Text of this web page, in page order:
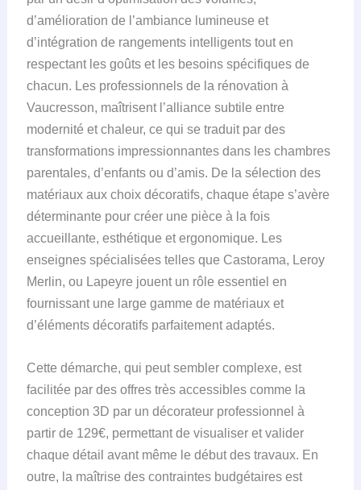
d’amélioration de l’ambiance lumineuse et
d’intégration de rangements intelligents tout en
respectant les goûts et les besoins spécifiques de
chacun. Les professionnels de la rénovation à
Vaucresson, maîtrisent l’alliance subtile entre
modernité et chaleur, ce qui se traduit par des
transformations impressionnantes dans les chambres
parentales, d’enfants ou d’amis. De la sélection des
matériaux aux choix décoratifs, chaque étape s’avère
déterminante pour créer une pièce à la fois
accueillante, esthétique et ergonomique. Les
enseignes spécialisées telles que Castorama, Leroy
Merlin, ou Lapeyre jouent un rôle essentiel en
fournissant une large gamme de matériaux et
d’éléments décoratifs parfaitement adaptés.
Cette démarche, qui peut sembler complexe, est
facilitée par des offres très accessibles comme la
conception 3D par un décorateur professionnel à
partir de 129€, permettant de visualiser et valider
chaque détail avant même le début des travaux. En
outre, la maîtrise des contraintes budgétaires est